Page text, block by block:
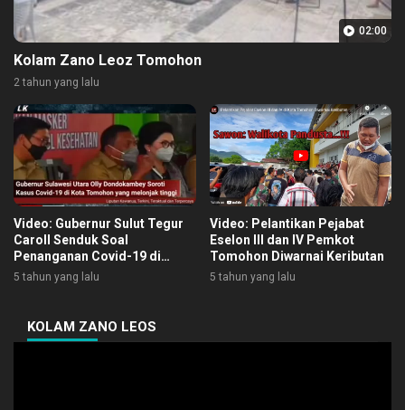
02:00
Kolam Zano Leoz Tomohon
2 tahun yang lalu
Video: Gubernur Sulut Tegur
Caroll Senduk Soal
Penanganan Covid-19 di
Tomohon
5 tahun yang lalu
Video: Pelantikan Pejabat
Eselon III dan IV Pemkot
Tomohon Diwarnai Keributan
5 tahun yang lalu
KOLAM ZANO LEOS